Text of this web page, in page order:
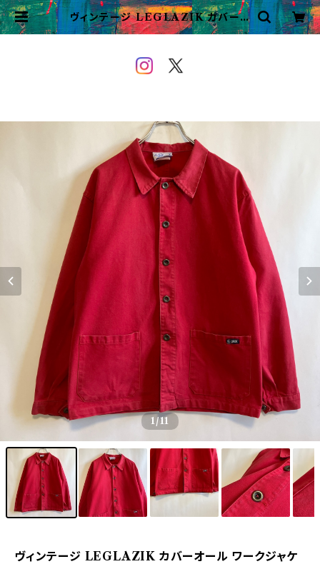
ヴィンテージ LEGLAZIK カバーオ
ール ワークジャケット フレンチワー
1/11
ヴィンテージ LEGLAZIK カバーオール ワークジャケ